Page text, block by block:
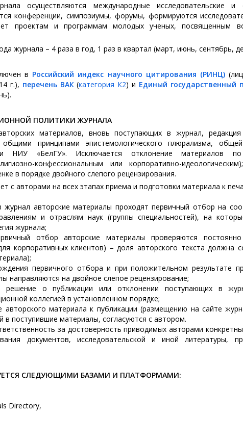
осуществляются международные исследовательские и
конференции, симпозиумы, форумы, формируются
проектам и программам молодых ученых, посвященным
журнала – 4 раза в год, 1 раз в квартал (март, июнь, сентябрь,
в Российский индекс научного цитирования (РИНЦ)
г.), перечень ВАК(категория К2) и Единый государственный
ПОЛИТИКИ ЖУРНАЛА
материалов, вновь поступающих в журнал, редакция
общими принципами эпистемологического плюрализма,
НИУ «БелГУ». Исключается отклонение материалов
конфессиональным или корпоративно-
в порядке двойного слепого рецензирования.
с авторами на всех этапах приема и подготовки материала к
авторские материалы проходят первичный отбор на
и отраслям наук (группы специальностей), на
журнала;
отбор авторские материалы проверяются
корпоративных клиентов) – доля авторского текста должна
первичного отбора и при положительном результате
направляются на двойное слепое рецензирование;
решение о публикации или отклонении поступающих в
коллегией в установленном порядке;
авторского материала к публикации (размещению на сайте
в поступившие материалы, согласуются с автором.
за достоверность приводимых авторами
документов, исследовательской и иной литературы,
СЛЕДУЮЩИМИ БАЗАМИ И ПЛАТФОРМАМИ:
Directory,